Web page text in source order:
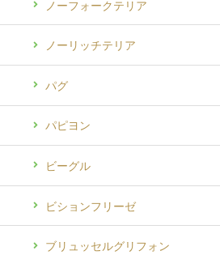
ノーフォークテリア
ノーリッチテリア
パグ
パピヨン
ビーグル
ビションフリーゼ
ブリュッセルグリフォン